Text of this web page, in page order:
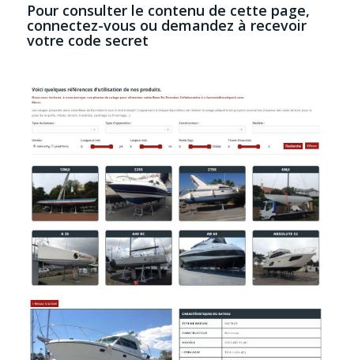
Pour consulter le contenu de cette page,
connectez-vous ou demandez à recevoir
votre code secret